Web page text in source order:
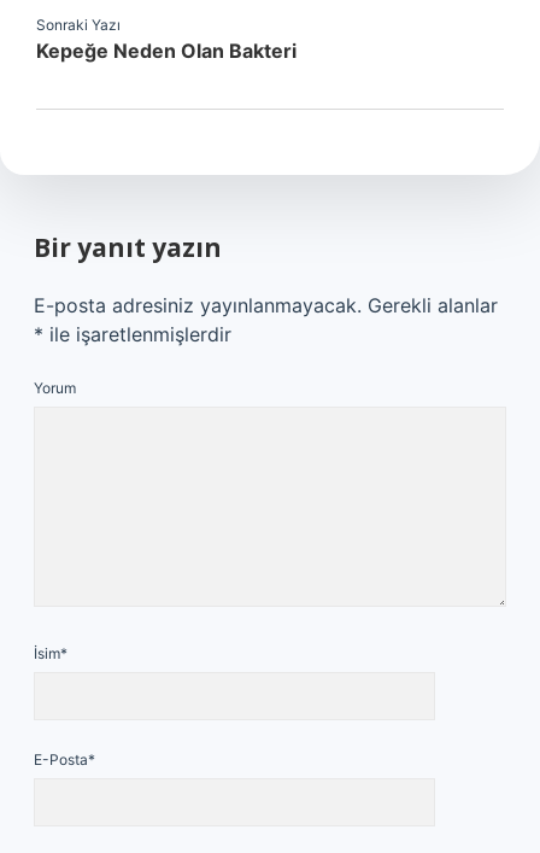
Sonraki Yazı
Kepeğe Neden Olan Bakteri
Bir yanıt yazın
E-posta adresiniz yayınlanmayacak. Gerekli alanlar
* ile işaretlenmişlerdir
Yorum
İsim*
E-Posta*